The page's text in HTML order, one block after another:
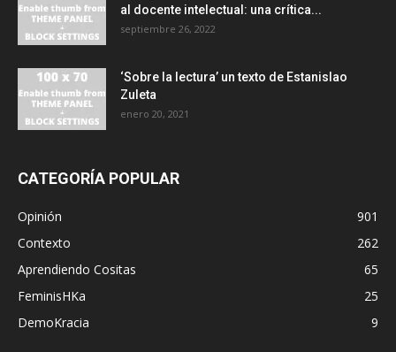
al docente intelectual: una crítica...
septiembre 26, 2022
‘Sobre la lectura’ un texto de Estanislao
Zuleta
enero 20, 2021
CATEGORÍA POPULAR
Opinión
901
Contexto
262
Aprendiendo Cositas
65
FeminisHKa
25
DemoKracia
9